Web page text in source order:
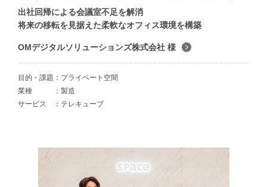
出社回帰による会議室不足を解消
将来の移転を見据えた柔軟なオフィス環境を構築
OMデジタルソリューションズ株式会社 様
目的・課題
プライベート空間
業種
製造
サービス
テレキューブ